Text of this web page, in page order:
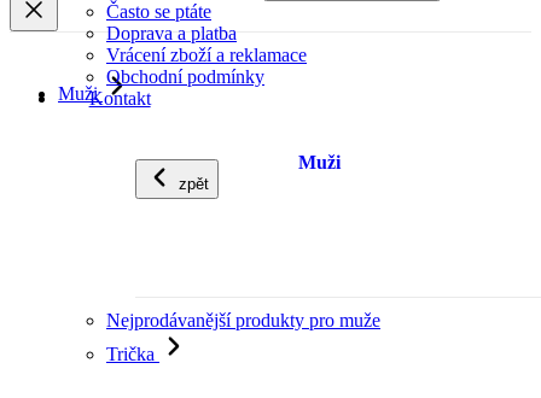
Často se ptáte
Doprava a platba
Vrácení zboží a reklamace
Obchodní podmínky
Kontakt
Muži
zpět
Muži
Nejprodávanější produkty pro muže
Trička